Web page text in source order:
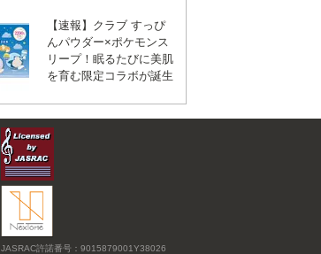
【速報】クラブ すっぴ
んパウダー×ポケモンス
リープ！眠るたびに美肌
を育む限定コラボが誕生
JASRAC許諾番号：9015879001Y38026